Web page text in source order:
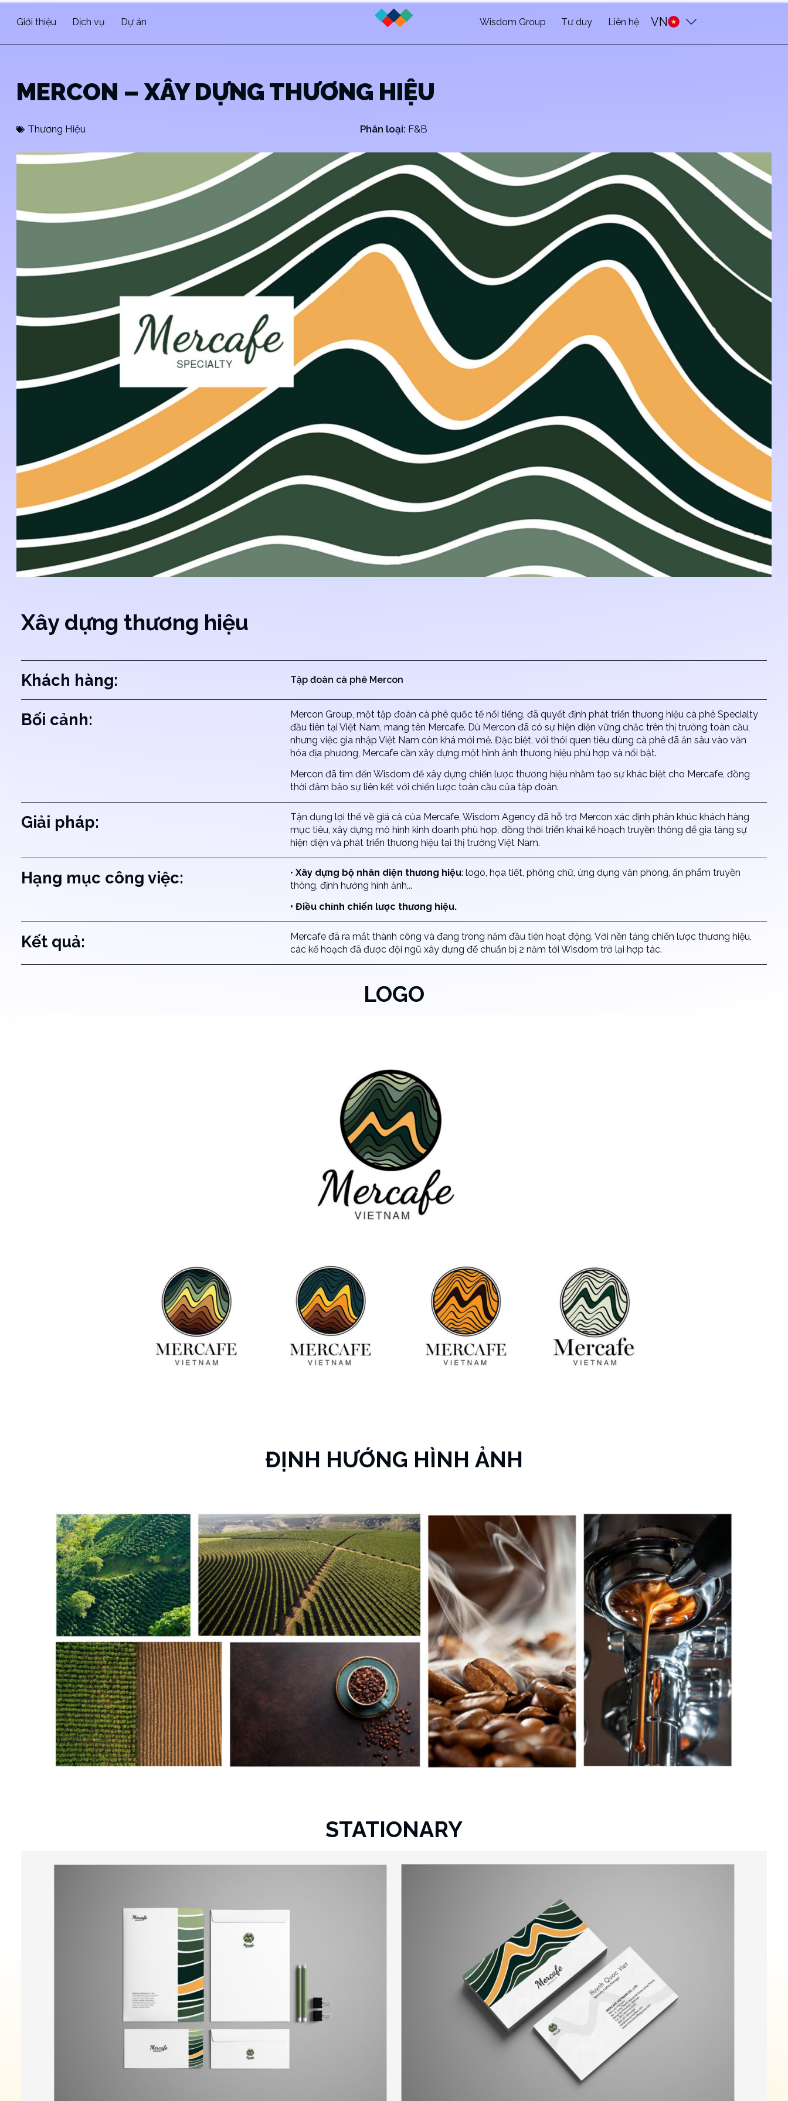
Giới thiệu Dịch vụ Dự án Wisdom Group Tư duy Liên hệ VN
MERCON – XÂY DỰNG THƯƠNG HIỆU
Thương Hiệu Phân loại: F&B
Xây dựng thương hiệu
Khách hàng: Tập đoàn cà phê Mercon
Bối cảnh:
Mercon Group, một tập đoàn cà phê quốc tế nổi tiếng, đã quyết định phát triển thương hiệu cà phê Specialty
đầu tiên tại Việt Nam, mang tên Mercafe. Dù Mercon đã có sự hiện diện vững chắc trên thị trường toàn cầu,
nhưng việc gia nhập Việt Nam còn khá mới mẻ. Đặc biệt, với thói quen tiêu dùng cà phê đã ăn sâu vào văn
hóa địa phương, Mercafe cần xây dựng một hình ảnh thương hiệu phù hợp và nổi bật.
Mercon đã tìm đến Wisdom để xây dựng chiến lược thương hiệu nhằm tạo sự khác biệt cho Mercafe, đồng
thời đảm bảo sự liên kết với chiến lược toàn cầu của tập đoàn.
Giải pháp:
Tận dụng lợi thế về giá cả của Mercafe, Wisdom Agency đã hỗ trợ Mercon xác định phân khúc khách hàng
mục tiêu, xây dựng mô hình kinh doanh phù hợp, đồng thời triển khai kế hoạch truyền thông để gia tăng sự
hiện diện và phát triển thương hiệu tại thị trường Việt Nam.
Hạng mục công việc: •Xây dựng bộ nhân diện thương hiệu: logo, họa tiết, phông chữ, ứng dụng văn phòng, ấn phẩm truyền
thông, định hướng hình ảnh,..
• Điều chỉnh chiến lược thương hiệu.
Kết quả:
Mercafe đã ra mắt thành công và đang trong năm đầu tiên hoạt động. Với nền tảng chiến lược thương hiệu,
các kế hoạch đã được đội ngũ xây dựng để chuẩn bị 2 năm tới Wisdom trở lại hợp tác.
LOGO
ĐỊNH HƯỚNG HÌNH ẢNH
STATIONARY